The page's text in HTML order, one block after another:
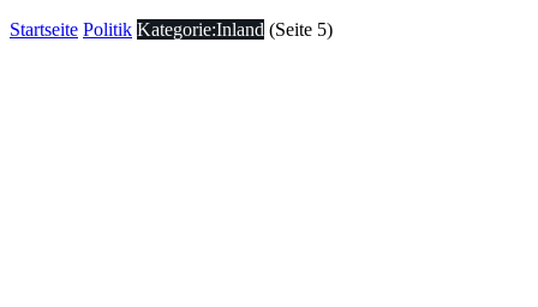
Startseite Politik Kategorie:Inland (Seite 5)